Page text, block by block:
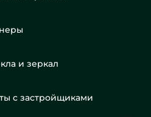
и зеркал
с застройщиками